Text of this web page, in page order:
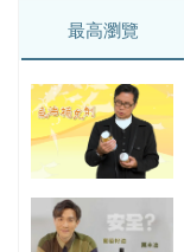
最高瀏覽